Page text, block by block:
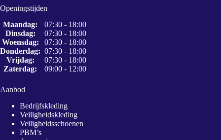
Openingstijden
Maandag:
07:30 - 18:00
Dinsdag:
07:30 - 18:00
Woensdag:
07:30 - 18:00
Donderdag: 07:30 - 18:00
Vrijdag:
07:30 - 18:00
Zaterdag:
09:00 - 12:00
Aanbod
Bedrijfskleding
Veiligheidskleding
Veiligheidsschoenen
PBM’s